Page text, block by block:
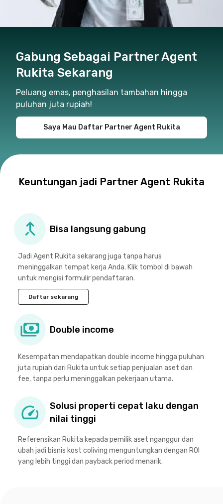
Gabung Sebagai Partner Agent
Rukita Sekarang
Peluang emas, penghasilan tambahan hingga
puluhan juta rupiah!
Saya Mau Daftar Partner Agent Rukita
Keuntungan jadi Partner Agent Rukita
Bisa langsung gabung
Jadi Agent Rukita sekarang juga tanpa harus
meninggalkan tempat kerja Anda. Klik tombol di bawah
untuk mengisi formulir pendaftaran.
Daftar sekarang
Double income
Kesempatan mendapatkan double income hingga puluhan
juta rupiah dari Rukita untuk setiap penjualan aset dan
fee, tanpa perlu meninggalkan pekerjaan utama.
Solusi properti cepat laku dengan
nilai tinggi
Referensikan Rukita kepada pemilik aset nganggur dan
ubah jadi bisnis kost coliving menguntungkan dengan ROI
yang lebih tinggi dan payback period menarik.